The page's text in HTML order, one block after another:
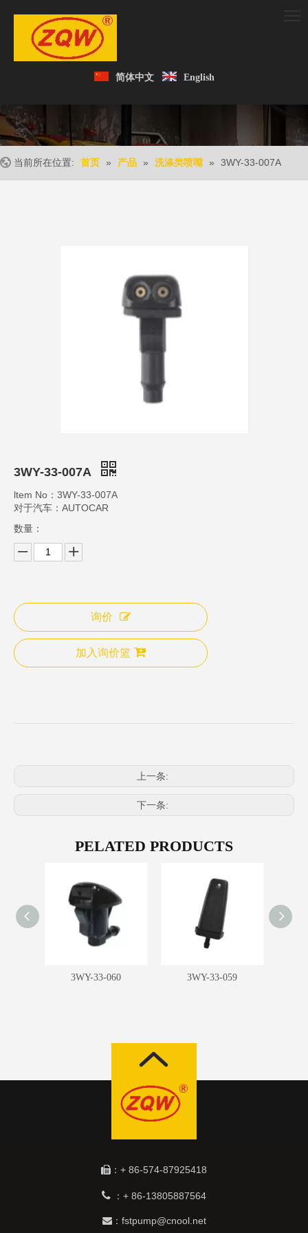
简体中文 English
当前所在位置: 首页 » 产品 » 洗涤类喷嘴 » 3WY-33-007A
3WY-33-007A
ltem No：3WY-33-007A
对于汽车：AUTOCAR
数量：
询价
加入询价篮
上一条:
下一条:
PELATED PRODUCTS
3WY-33-060 3WY-33-059
 ：+ 86-574-87925418
 ： + 86-13805887564
：fstpump@cnool.net